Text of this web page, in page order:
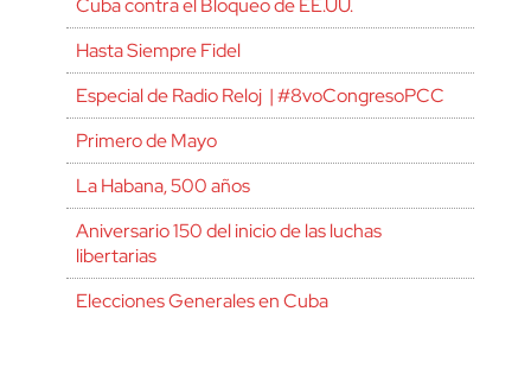
Hasta Siempre Fidel
Especial de Radio Reloj | #8voCongresoPCC
Primero de Mayo
La Habana, 500 años
Aniversario 150 del inicio de las luchas
libertarias
Elecciones Generales en Cuba